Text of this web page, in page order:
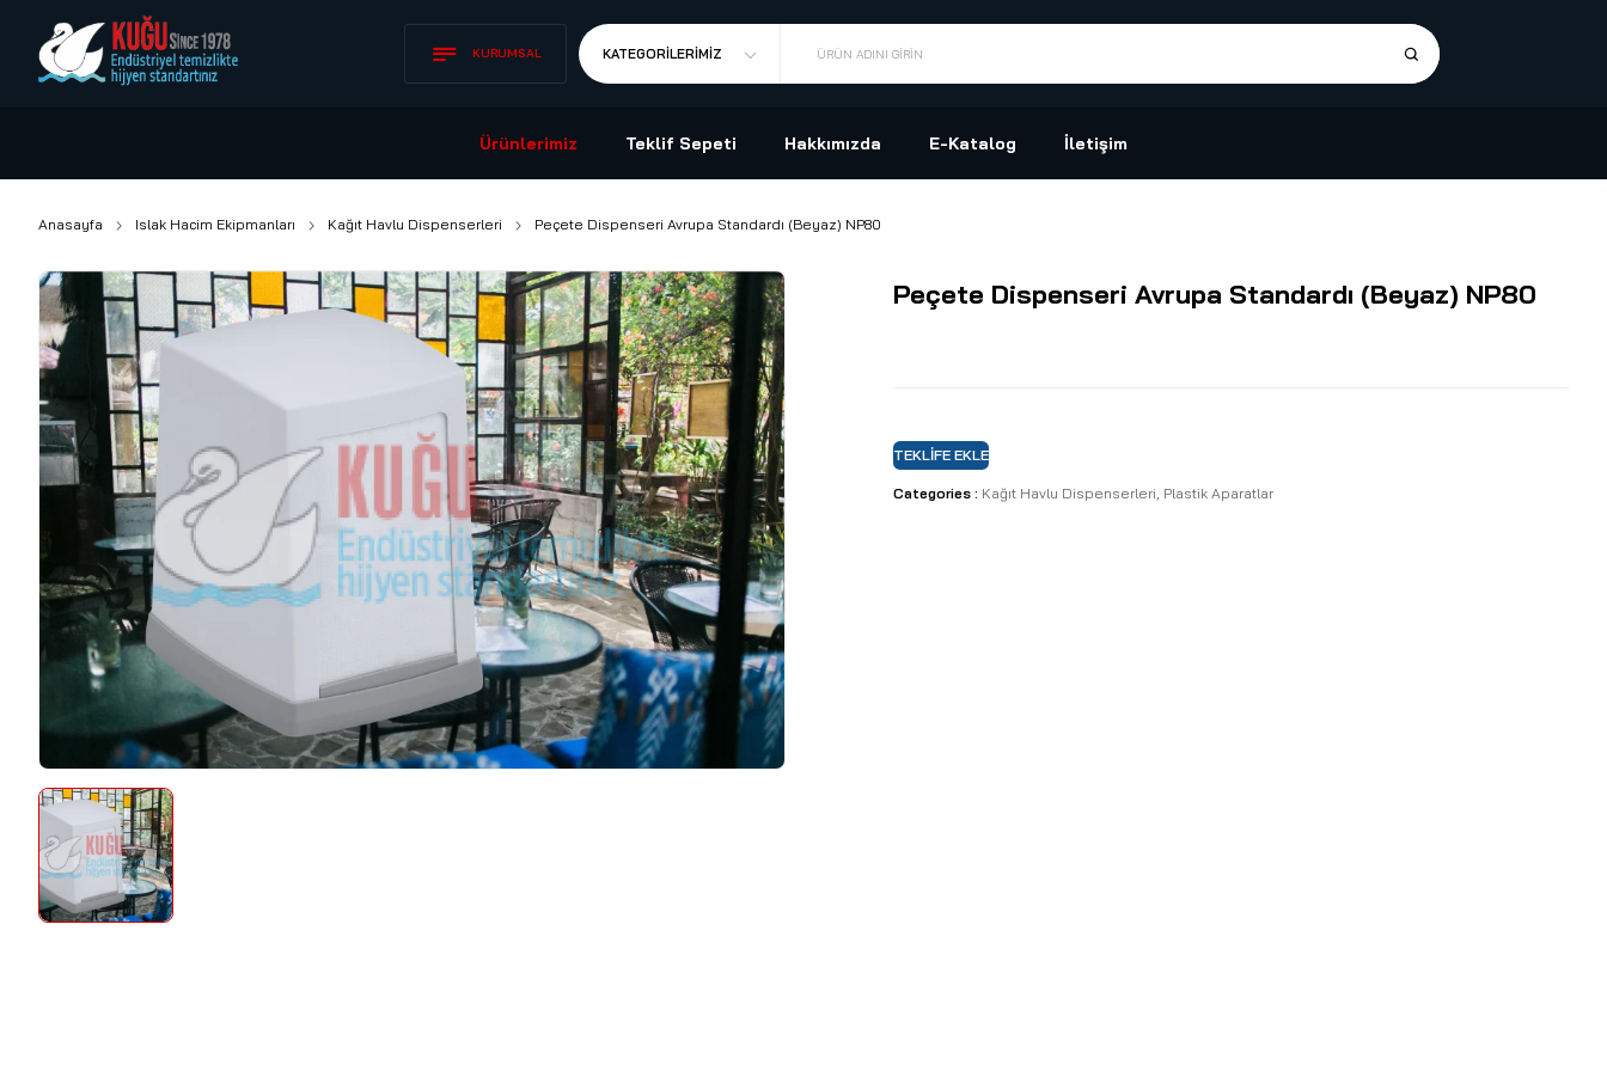
KURUMSAL KATEGORILERIMIZ ÜRÜN ADINI GIRIN
Ürünlerimiz Teklif Sepeti Hakkımızda E-Katalog İletişim
Anasayfa Islak Hacim Ekipmanları Kağıt Havlu Dispenserleri Peçete Dispenseri Avrupa Standardı (Beyaz) NP80
Peçete Dispenseri Avrupa Standardı (Beyaz) NP80
TEKLIFE EKLE
Categories : Kağıt Havlu Dispenserleri, Plastik Aparatlar